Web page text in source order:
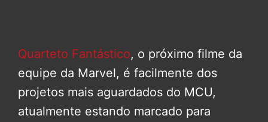
Quarteto Fantástico, o próximo filme da
equipe da Marvel, é facilmente dos
projetos mais aguardados do MCU,
atualmente estando marcado para